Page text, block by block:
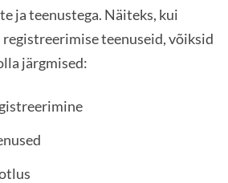
ja teenustega. Näiteks, kui
teenuseid, võiksid
järgmised: